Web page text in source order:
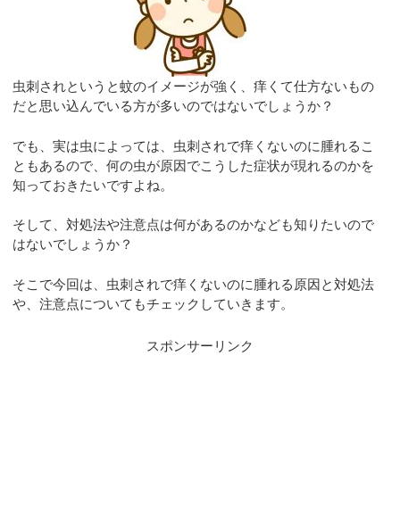
虫刺されというと蚊のイメージが強く、痒くて仕方ないもの
だと思い込んでいる方が多いのではないでしょうか？
でも、実は虫によっては、虫刺されで痒くないのに腫れるこ
ともあるので、何の虫が原因でこうした症状が現れるのかを
知っておきたいですよね。
そして、対処法や注意点は何があるのかなども知りたいので
はないでしょうか？
そこで今回は、虫刺されで痒くないのに腫れる原因と対処法
や、注意点についてもチェックしていきます。
スポンサーリンク